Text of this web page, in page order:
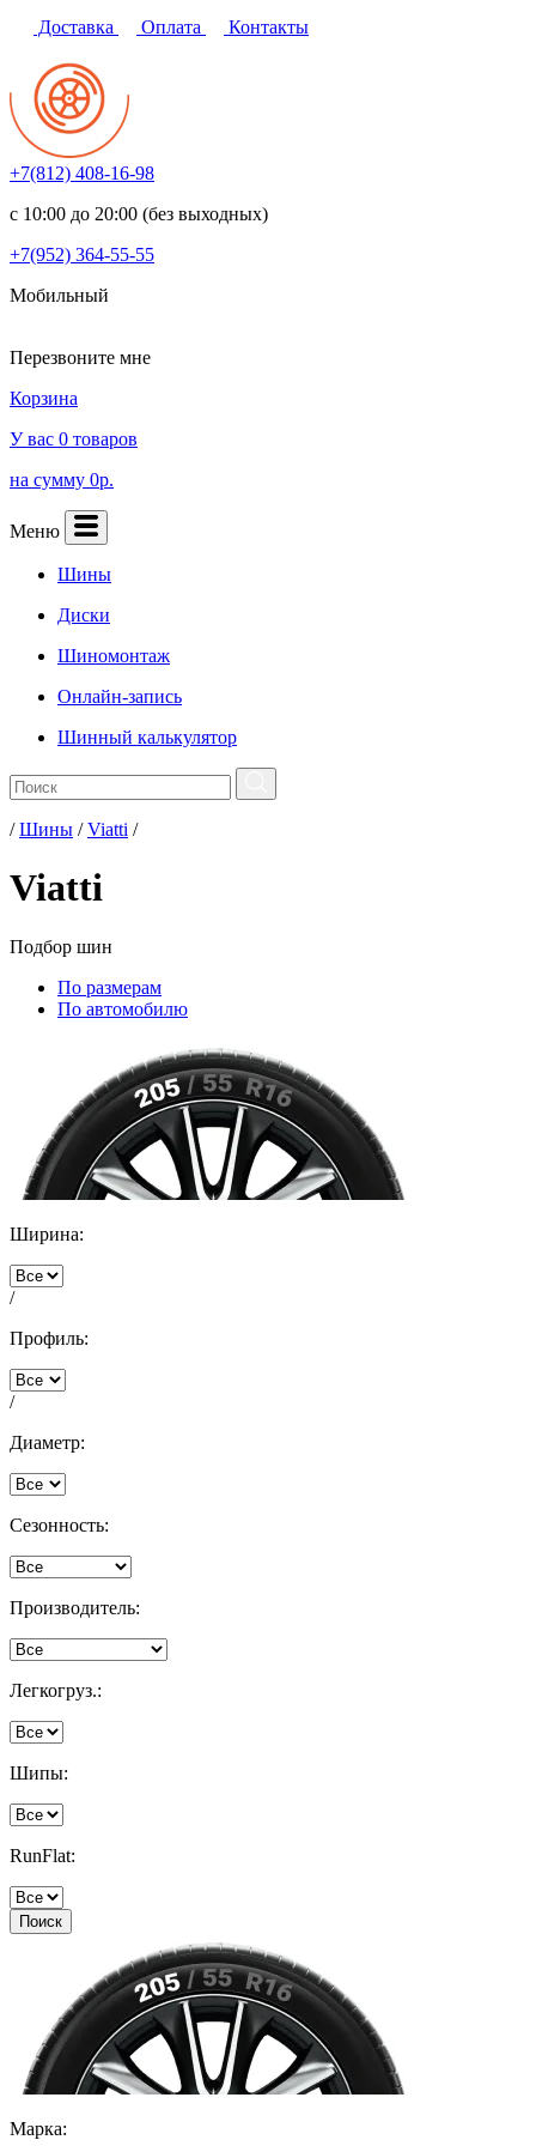
Доставка Оплата Контакты
+7(812) 408-16-98
с 10:00 до 20:00 (без выходных)
+7(952) 364-55-55
Мобильный
Перезвоните мне
Корзина
У вас 0 товаров
на сумму 0р.
Меню
Шины
Диски
Шиномонтаж
Онлайн-запись
Шинный калькулятор
/Шины /Viatti /
Viatti
Подбор шин
По размерам
По автомобилю
Ширина:
/
Профиль:
/
Диаметр:
Сезонность:
Производитель:
Легкогруз.:
Шипы:
RunFlat:
Поиск
Марка: